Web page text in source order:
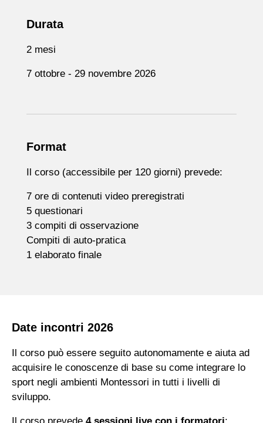
Durata
2 mesi
7 ottobre - 29 novembre 2026
Format
Il corso (accessibile per 120 giorni) prevede:
7 ore di contenuti video preregistrati
5 questionari
3 compiti di osservazione
Compiti di auto-pratica
1 elaborato finale
Date incontri 2026
Il corso può essere seguito autonomamente e aiuta ad
acquisire le conoscenze di base su come integrare lo
sport negli ambienti Montessori in tutti i livelli di
sviluppo.